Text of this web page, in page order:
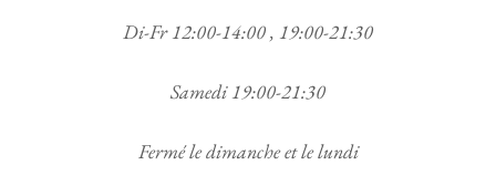
Di-Fr 12:00-14:00 , 19:00-21:30
Samedi 19:00-21:30
Fermé le dimanche et le lundi